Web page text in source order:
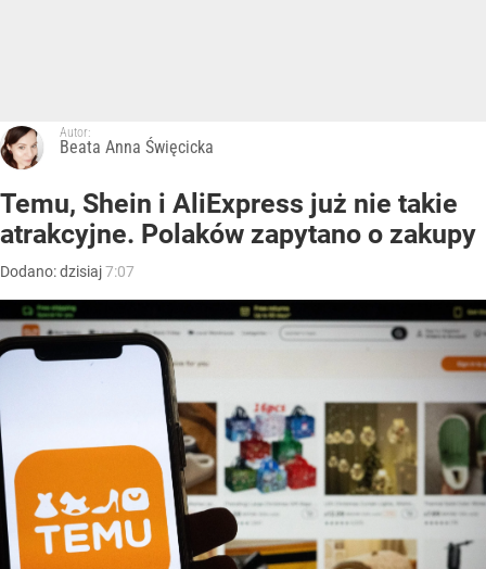
Autor:
Beata Anna Święcicka
Temu, Shein i AliExpress już nie takie
atrakcyjne. Polaków zapytano o zakupy
Dodano:dzisiaj7:07